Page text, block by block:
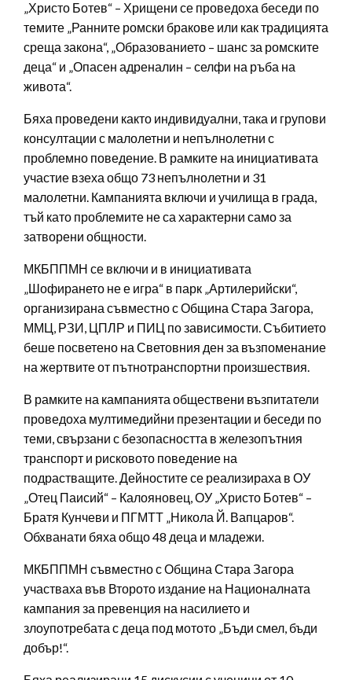
„Христо Ботев“ – Хрищени се проведоха беседи по
темите „Ранните ромски бракове или как традицията
среща закона“, „Образованието – шанс за ромските
деца“ и „Опасен адреналин – селфи на ръба на
живота“.
Бяха проведени както индивидуални, така и групови
консултации с малолетни и непълнолетни с
проблемно поведение. В рамките на инициативата
участие взеха общо 73 непълнолетни и 31
малолетни. Кампанията включи и училища в града,
тъй като проблемите не са характерни само за
затворени общности.
МКБППМН се включи и в инициативата
„Шофирането не е игра“ в парк „Артилерийски“,
организирана съвместно с Община Стара Загора,
ММЦ, РЗИ, ЦПЛР и ПИЦ по зависимости. Събитието
беше посветено на Световния ден за възпоменание
на жертвите от пътнотранспортни произшествия.
В рамките на кампанията обществени възпитатели
проведоха мултимедийни презентации и беседи по
теми, свързани с безопасността в железопътния
транспорт и рисковото поведение на
подрастващите. Дейностите се реализираха в ОУ
„Отец Паисий“ – Калояновец, ОУ „Христо Ботев“ –
Братя Кунчеви и ПГМТТ „Никола Й. Вапцаров“.
Обхванати бяха общо 48 деца и младежи.
МКБППМН съвместно с Община Стара Загора
участваха във Второто издание на Националната
кампания за превенция на насилието и
злоупотребата с деца под мотото „Бъди смел, бъди
добър!“.